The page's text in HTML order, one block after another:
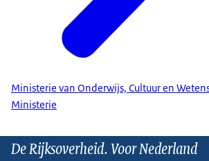
Ministerie van Onderwijs, Cultuur en
Ministerie
De Rijksoverheid. Voor Nederland